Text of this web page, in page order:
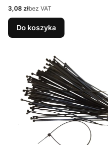
Cena
3,08 złbez VAT
Do koszyka